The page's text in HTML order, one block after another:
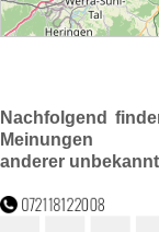
Nachfolgend
Meinungen
anderer